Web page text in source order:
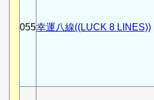
055幸運八線((LUCK 8 LINES))